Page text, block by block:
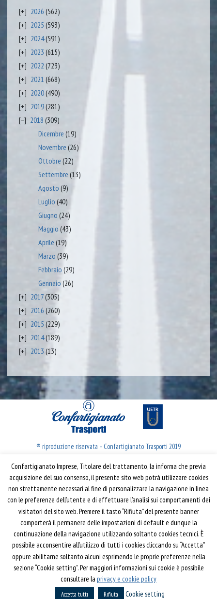
2026 (562)
2025 (593)
2024(591)
2023 (615)
2022 (723)
2021 (668)
2020(490)
2019(281)
2018 (309)
Dicembre (19)
Novembre (26)
Ottobre (22)
Settembre (13)
Agosto (9)
Luglio (40)
Giugno (24)
Maggio (43)
Aprile (19)
Marzo (39)
Febbraio (29)
Gennaio (26)
2017(305)
2016 (260)
2015 (229)
2014(189)
2013 (13)
® riproduzione riservata – Confartigianato Trasporti 2019
Confartigianato Trasporti
Via S. Giovanni in Laterano, 152 | 00184 Roma
T: 06 70374.275
trasporti@confartigianato.it
confartigianatotrasporti@pec.it
Privacy e Cookie Policy
Informativa
Riferimenti
Powered byHorace
Confartigianato Imprese, Titolare del trattamento, la informa che previa
acquisizione del suo consenso, il presente sito web potrà utilizzare cookies
non strettamente necessari al fine di personalizzare la navigazione in linea
con le preferenze dell’utente e di effettuare l’analisi sui comportamenti dei
visitatori del sito web. Premere il tasto “Rifiuta” del presente banner
comporterà il permanere delle impostazioni di default e dunque la
continuazione della navigazione utilizzando soltanto cookies tecnici. È
possibile acconsentire all’utilizzo di tutti i cookies cliccando su “Accetta”
oppure abilitarne soltanto alcuni esprimendo le proprie preferenze nella
sezione “Cookie setting”. Per maggiori informazioni sui cookie è possibile
consultare la privacy e cookie policy
Accetta tutti Rifiuta Cookie setting